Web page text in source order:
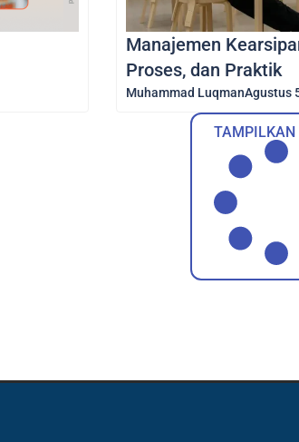
Manajemen
Proses, dan Praktik
Muhammad LuqmanAgustus
TAMPILKAN